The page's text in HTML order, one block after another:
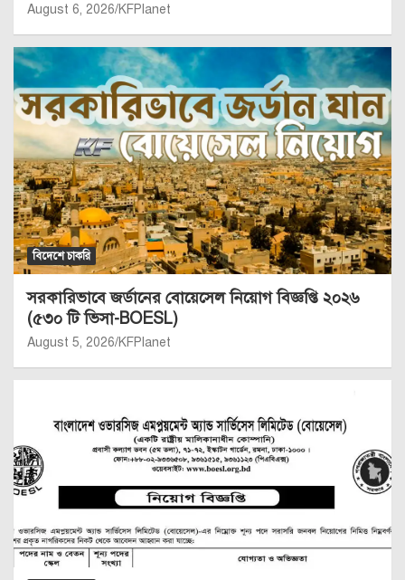
August 6, 2026 KFPlanet
বিদেশে চাকরি
সরকারিভাবে জর্ডানের বোয়েসেল নিয়োগ বিজ্ঞপ্তি ২০২৬
(৫৩০ টি ভিসা-BOESL)
August 5, 2026 KFPlanet